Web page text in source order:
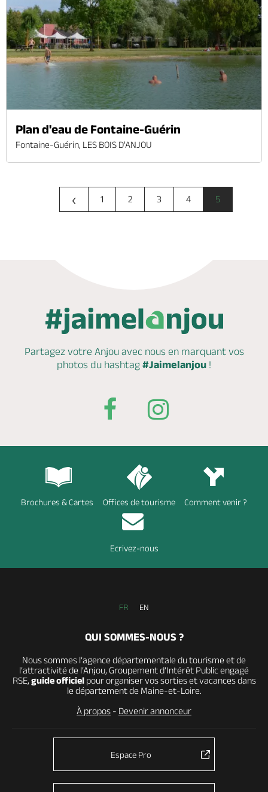
Plan d'eau de Fontaine-Guérin
Fontaine-Guérin, LES BOIS D'ANJOU
‹ 1 2 3 4 5
Partagez votre Anjou avec nous en marquantvos
photos du hashtag #Jaimelanjou !
Brochures & Cartes Offices de tourisme Comment venir ?
Ecrivez-nous
FR EN
QUI SOMMES-NOUS ?
Nous sommes l’agence départementale du tourisme et de
l’attractivité de l’Anjou, Groupement d’Intérêt Public engagé
RSE, guide officielpour organiser vos sorties et vacances dans
le département de Maine-et-Loire.
À propos - Devenir annonceur
Espace Pro